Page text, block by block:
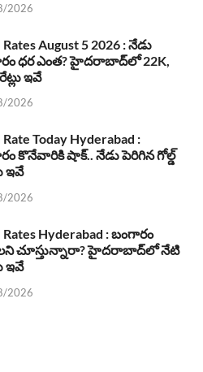
2026
Rates August 5 2026 : నేడు
ధర ఎంత? హైదరాబాద్‌లో 22K,
ఇవే
2026
Rate Today Hyderabad :
కొనేవారికి షాక్.. నేడు పెరిగిన గోల్డ్
ఇవే
2026
Rates Hyderabad : బంగారం
చూస్తున్నారా? హైదరాబాద్‌లో నేటి
ఇవే
2026